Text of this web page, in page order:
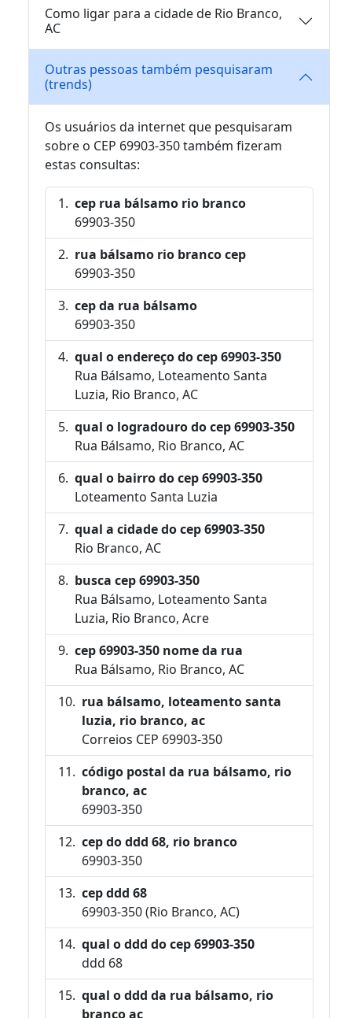
Como ligar para a cidade de Rio Branco,
AC
Outras pessoas também pesquisaram
(trends)
Os usuários da internet que pesquisaram
sobre o CEP 69903-350 também fizeram
estas consultas:
cep rua bálsamo rio branco
69903-350
rua bálsamo rio branco cep
69903-350
cep da rua bálsamo
69903-350
qual o endereço do cep 69903-350
Rua Bálsamo, Loteamento Santa
Luzia, Rio Branco, AC
qual o logradouro do cep 69903-350
Rua Bálsamo, Rio Branco, AC
qual o bairro do cep 69903-350
Loteamento Santa Luzia
qual a cidade do cep 69903-350
Rio Branco, AC
busca cep 69903-350
Rua Bálsamo, Loteamento Santa
Luzia, Rio Branco, Acre
cep 69903-350 nome da rua
Rua Bálsamo, Rio Branco, AC
rua bálsamo, loteamento santa
luzia, rio branco, ac
Correios CEP 69903-350
código postal da rua bálsamo, rio
branco, ac
69903-350
cep do ddd 68, rio branco
69903-350
cep ddd 68
69903-350 (Rio Branco, AC)
qual o ddd do cep 69903-350
ddd 68
qual o ddd da rua bálsamo, rio
branco ac